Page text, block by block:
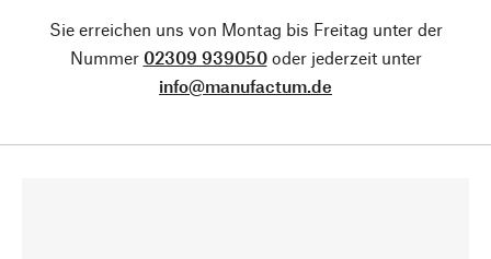
Sie erreichen uns von Montag bis Freitag unter der
Nummer 02309 939050oder jederzeit unter
info@manufactum.de